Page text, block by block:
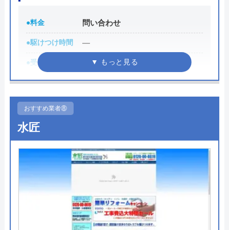
●料金 問い合わせ
●駆けつけ時間 ―
●受付時間
●定休日 ―
●累計実績
●保証・保険
詳細は公式HPでご確認ください
Benryがおすすめの理由
Benry（ベンリー）は、自宅で発生したさまざまな
困りごとを相談できる業者です。具体的な料金を知
りたい場合は、問い合わせが必要です。見積もりは
おすすめ業者⑧
水匠